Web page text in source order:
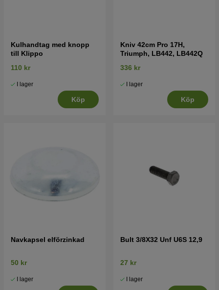
Kulhandtag med knopp
till Klippo
110 kr
I lager
Köp
Kniv 42cm Pro 17H,
Triumph, LB442, LB442Q
336 kr
I lager
Köp
Navkapsel elförzinkad
50 kr
I lager
Bult 3/8X32 Unf U6S 12,9
27 kr
I lager